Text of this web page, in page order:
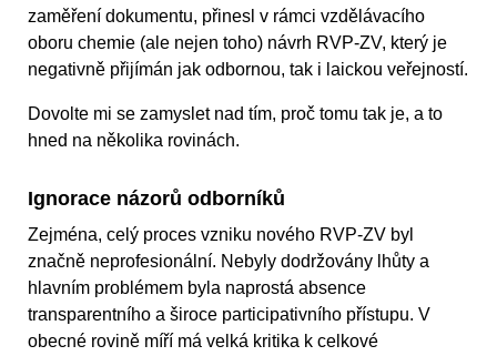
zaměření dokumentu, přinesl v rámci vzdělávacího
oboru chemie (ale nejen toho) návrh RVP-ZV, který je
negativně přijímán jak odbornou, tak i laickou veřejností.
Dovolte mi se zamyslet nad tím, proč tomu tak je, a to
hned na několika rovinách.
Ignorace názorů odborníků
Zejména, celý proces vzniku nového RVP-ZV byl
značně neprofesionální. Nebyly dodržovány lhůty a
hlavním problémem byla naprostá absence
transparentního a široce participativního přístupu. V
obecné rovině míří má velká kritika k celkové